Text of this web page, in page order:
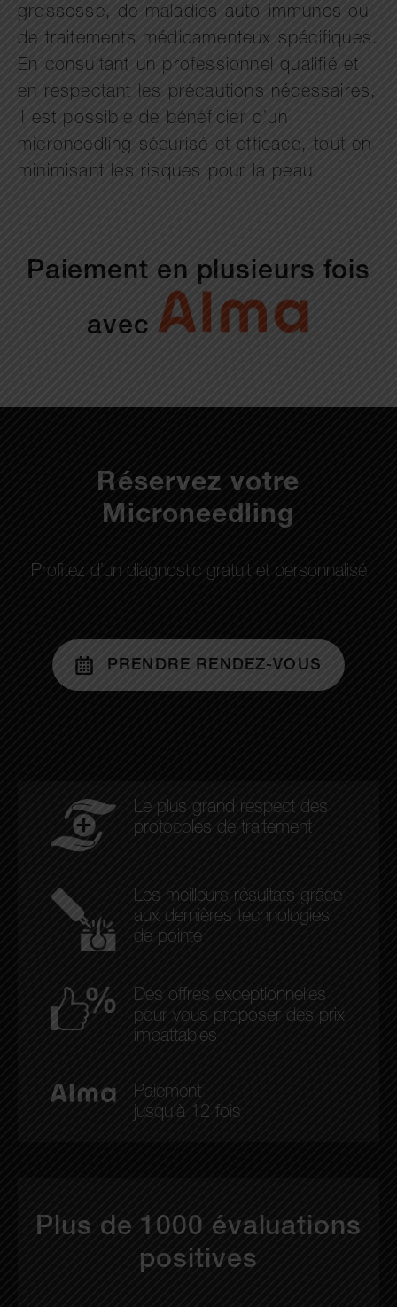
grossesse, de maladies auto-immunes ou
de traitements médicamenteux spécifiques.
En consultant un professionnel qualifié et
en respectant les précautions nécessaires,
il est possible de bénéficier d’un
microneedling sécurisé et efficace, tout en
minimisant les risques pour la peau.
Paiement en plusieurs fois
avec
Réservez votre
Microneedling
Profitez d’un diagnostic gratuit et personnalisé
PRENDRE RENDEZ-VOUS
Le plus grand respect des
protocoles de traitement
Les meilleurs résultats grâce
aux dernières technologies
de pointe
Des offres exceptionnelles
pour vous proposer des prix
imbattables
Paiement
jusqu'à 12 fois
Plus de 1000 évaluations
positives